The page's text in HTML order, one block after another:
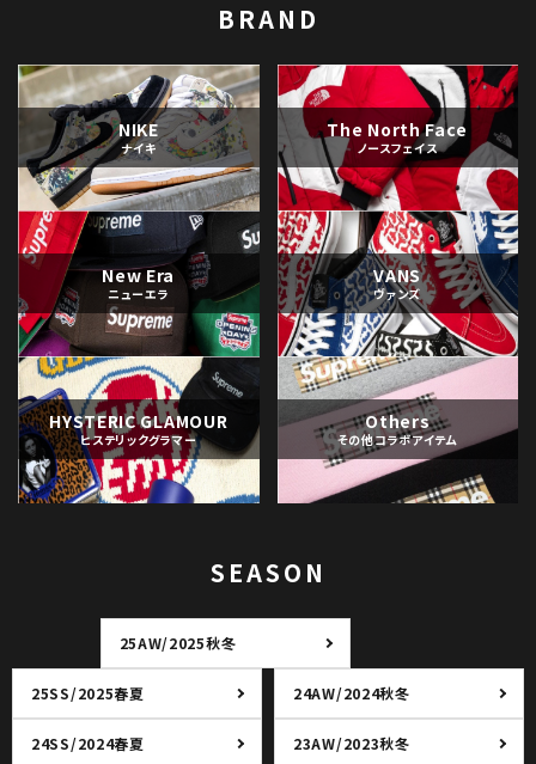
BRAND
NIKE
ナイキ
The North Face
ノースフェイス
New Era
ニューエラ
VANS
ヴァンズ
HYSTERIC GLAMOUR
ヒステリックグラマー
Others
その他コラボアイテム
SEASON
25AW/2025秋冬
25SS/2025春夏 24AW/2024秋冬
24SS/2024春夏 23AW/2023秋冬